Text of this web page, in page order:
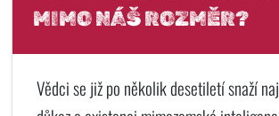
MIMO NÁŠ ROZMĚR?
Vědci se již po několik desetiletí snaží